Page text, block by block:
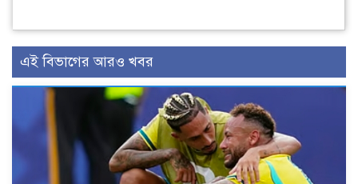
এই বিভাগের আরও খবর